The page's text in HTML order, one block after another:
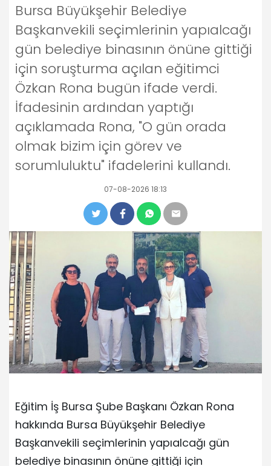
Bursa Büyükşehir Belediye
Başkanvekili seçimlerinin yapıalcağı
gün belediye binasının önüne gittiği
için soruşturma açılan eğitimci
Özkan Rona bugün ifade verdi.
İfadesinin ardından yaptığı
açıklamada Rona, "O gün orada
olmak bizim için görev ve
sorumluluktu" ifadelerini kullandı.
07-08-2026 18:13
Eğitim İş Bursa Şube Başkanı Özkan Rona
hakkında Bursa Büyükşehir Belediye
Başkanvekili seçimlerinin yapıalcağı gün
belediye binasının önüne gittiği için